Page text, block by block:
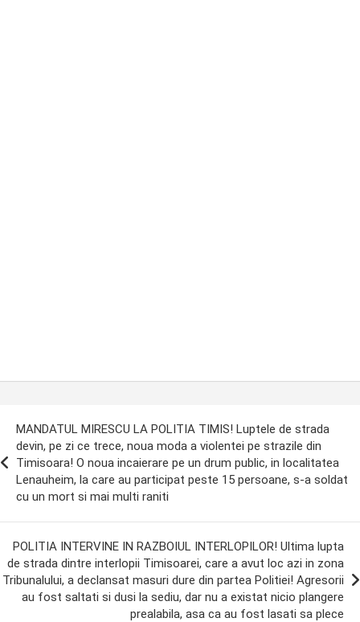
MANDATUL MIRESCU LA POLITIA TIMIS! Luptele de strada
devin, pe zi ce trece, noua moda a violentei pe strazile din
Timisoara! O noua incaierare pe un drum public, in localitatea
Lenauheim, la care au participat peste 15 persoane, s-a soldat
cu un mort si mai multi raniti
POLITIA INTERVINE IN RAZBOIUL INTERLOPILOR! Ultima lupta
de strada dintre interlopii Timisoarei, care a avut loc azi in zona
Tribunalului, a declansat masuri dure din partea Politiei! Agresorii
au fost saltati si dusi la sediu, dar nu a existat nicio plangere
prealabila, asa ca au fost lasati sa plece